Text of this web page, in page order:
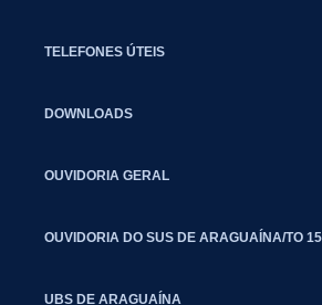
TELEFONES ÚTEIS
DOWNLOADS
OUVIDORIA GERAL
OUVIDORIA DO SUS DE ARAGUAÍNA/TO
UBS DE ARAGUAÍNA